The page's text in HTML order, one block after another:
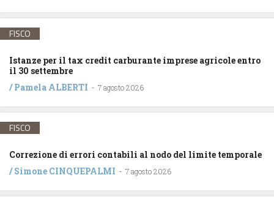
FISCO
Istanze per il tax credit carburante imprese agricole entro
il 30 settembre
/Pamela ALBERTI - 7 agosto 2026
FISCO
Correzione di errori contabili al nodo del limite temporale
/Simone CINQUEPALMI - 7 agosto 2026